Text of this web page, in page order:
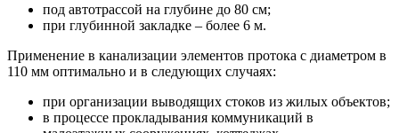
под автотрассой на глубине до 80 см;
при глубинной закладке – более 6 м.
Применение в канализации элементов протока с диаметром в
110 мм оптимально и в следующих случаях:
при организации выводящих стоков из жилых объектов;
в процессе прокладывания коммуникаций в